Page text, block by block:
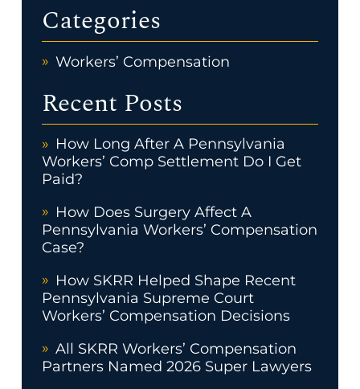
Categories
Workers’ Compensation
Recent Posts
How Long After A Pennsylvania
Workers’ Comp Settlement Do I Get
Paid?
How Does Surgery Affect A
Pennsylvania Workers’ Compensation
Case?
How SKRR Helped Shape Recent
Pennsylvania Supreme Court
Workers’ Compensation Decisions
All SKRR Workers’ Compensation
Partners Named 2026 Super Lawyers